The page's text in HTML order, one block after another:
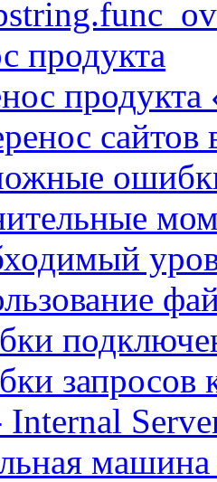
продукта
продукта
сайтов
запросов
Internal